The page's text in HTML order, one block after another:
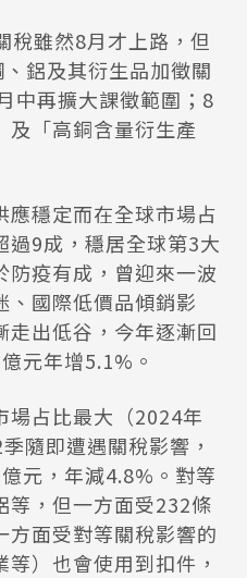
稅雖然8月才上路，但
鋁及其衍生品加徵關
中再擴大課徵範圍；8
及「高銅含量衍生產
應穩定而在全球市場占
過9成，穩居全球第3大
防疫有成，曾迎來一波
、國際低價品傾銷影
走出低谷，今年逐漸回
元年增5.1%。
場占比最大（2024年
隨即遭遇關稅影響，
元，年減4.8%。對等
等，但一方面受232條
方面受對等關稅影響的
）也會使用到扣件，